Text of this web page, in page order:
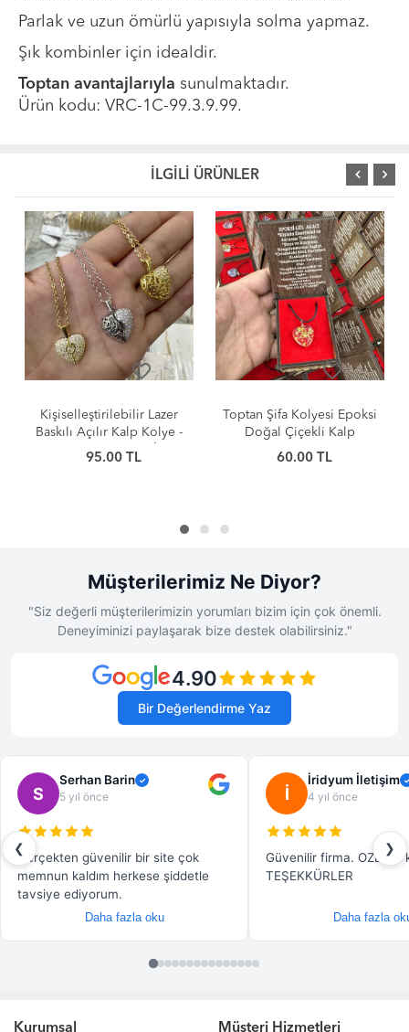
Parlak ve uzun ömürlü yapısıyla solma yapmaz.
Şık kombinler için idealdir.
Toptan avantajlarıyla sunulmaktadır.
Ürün kodu: VRC-1C-99.3.9.99.
İLGİLİ ÜRÜNLER
favorite_border
Lazer
Kalp Kolye -
Yapmayan İthal
favorite_border
Toptan Şifa Kolyesi Epoksi
Doğal Çiçekli Kalp
Kişiye Özel
Uygun
Kurumsal Müşteri Hizmetleri